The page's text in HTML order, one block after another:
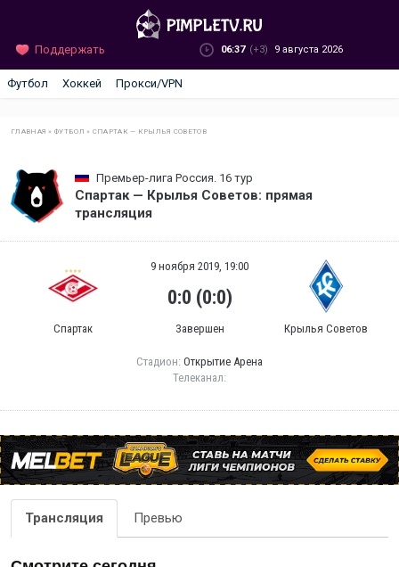
Поддержать 06:37 (+3) 9 августа 2026
Футбол Хоккей Прокси/VPN
ГЛАВНАЯ »ФУТБОЛ » СПАРТАК — КРЫЛЬЯ СОВЕТОВ
Премьер-лига Россия. 16 тур
Спартак — Крылья Советов: прямая
трансляция
Спартак
9 ноября 2019, 19:00
0:0 (0:0)
Завершен Крылья Советов
Стадион: Открытие Арена
Телеканал:
Трансляция Превью